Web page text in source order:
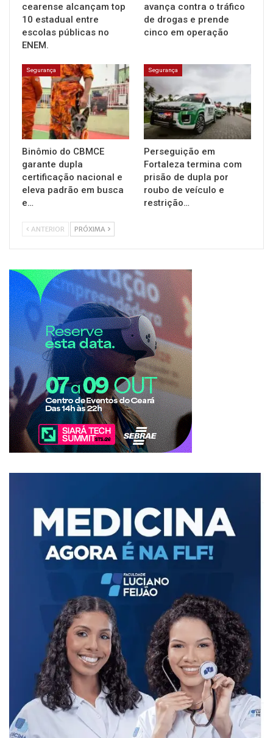
cearense alcançam top
10 estadual entre
escolas públicas no
ENEM.
avança contra o tráfico
de drogas e prende
cinco em operação
Segurança
Binômio do CBMCE
garante dupla
certificação nacional e
eleva padrão em busca
e…
Segurança
Perseguição em
Fortaleza termina com
prisão de dupla por
roubo de veículo e
restrição…
ANTERIOR PRÓXIMA